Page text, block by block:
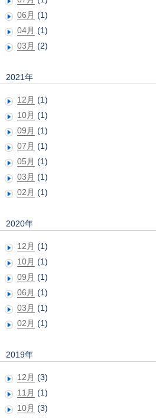
06月 (1)
04月 (1)
03月 (2)
2021年
12月 (1)
10月 (1)
09月 (1)
07月 (1)
05月 (1)
03月 (1)
02月 (1)
2020年
12月 (1)
10月 (1)
09月 (1)
06月 (1)
03月 (1)
02月 (1)
2019年
12月 (3)
11月 (1)
10月 (3)